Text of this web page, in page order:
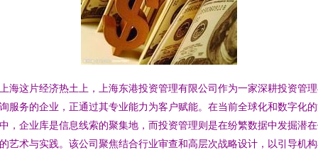
海这片经济热土上，上海东港投资管理有限公司作为一家深耕投资管
服务的企业，正通过其专业能力为客户赋能。在当前全球化和数字化
，企业库是信息线索的聚集地，而投资管理则是在纷繁数据中发掘潜
艺术与实践。该公司聚焦结合行业审查和高层次战略设计，以引导机